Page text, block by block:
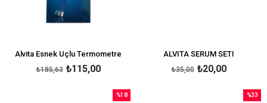
Alvita Esnek Uçlu Termometre
₺115,00
₺185,63
ALVITA SERUM SETI
₺20,00
₺35,00
%18
%33